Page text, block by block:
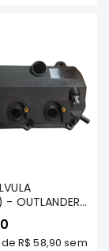
- OUTLANDER
A 2012 -
- 1035A840 MT
de R$ 58,90 sem